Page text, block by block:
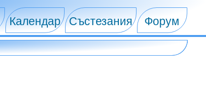
Календар Състезания Форум